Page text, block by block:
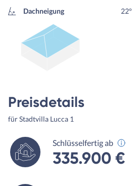
Dachneigung
22°
Preisdetails
für Stadtvilla Lucca 1
Schlüsselfertig ab
335.900 €